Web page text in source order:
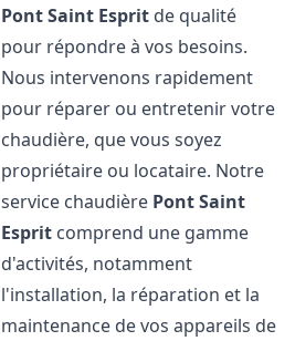
Pont Saint Esprit de qualité
pour répondre à vos besoins.
Nous intervenons rapidement
pour réparer ou entretenir votre
chaudière, que vous soyez
propriétaire ou locataire. Notre
service chaudière Pont Saint
Esprit comprend une gamme
d'activités, notamment
l'installation, la réparation et la
maintenance de vos appareils de